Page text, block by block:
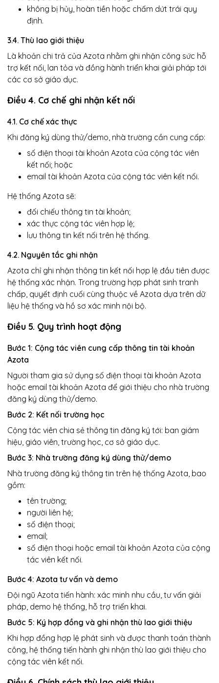
không bị hủy, hoàn tiền hoặc chấm dứt trái quy
định.
3.4. Thù lao giới thiệu
Là khoản chi trả của Azota nhằm ghi nhận công sức hỗ
trợ kết nối, lan tỏa và đồng hành triển khai giải pháp tới
các cơ sở giáo dục.
Điều 4. Cơ chế ghi nhận kết nối
4.1. Cơ chế xác thực
Khi đăng ký dùng thử/demo, nhà trường cần cung cấp:
số điện thoại tài khoản Azota của cộng tác viên
kết nối; hoặc
email tài khoản Azota của cộng tác viên kết nối.
Hệ thống Azota sẽ:
đối chiếu thông tin tài khoản;
xác thực cộng tác viên hợp lệ;
lưu thông tin kết nối trên hệ thống.
4.2. Nguyên tắc ghi nhận
Azota chỉ ghi nhận thông tin kết nối hợp lệ đầu tiên được
hệ thống xác nhận. Trong trường hợp phát sinh tranh
chấp, quyết định cuối cùng thuộc về Azota dựa trên dữ
liệu hệ thống và hồ sơ xác minh nội bộ.
Điều 5. Quy trình hoạt động
Bước 1: Cộng tác viên cung cấp thông tin tài khoản
Azota
Người tham gia sử dụng số điện thoại tài khoản Azota
hoặc email tài khoản Azota để giới thiệu cho nhà trường
đăng ký dùng thử/demo.
Bước 2: Kết nối trường học
Cộng tác viên chia sẻ thông tin đăng ký tới: ban giám
hiệu, giáo viên, trường học, cơ sở giáo dục.
Bước 3: Nhà trường đăng ký dùng thử/demo
Nhà trường đăng ký thông tin trên hệ thống Azota, bao
gồm:
tên trường;
người liên hệ;
số điện thoại;
email;
số điện thoại hoặc email tài khoản Azota của cộng
tác viên kết nối.
Bước 4: Azota tư vấn và demo
Đội ngũ Azota tiến hành: xác minh nhu cầu, tư vấn giải
pháp, demo hệ thống, hỗ trợ triển khai.
Bước 5: Ký hợp đồng và ghi nhận thù lao giới thiệu
Khi hợp đồng hợp lệ phát sinh và được thanh toán thành
công, hệ thống tiến hành ghi nhận thù lao giới thiệu cho
cộng tác viên kết nối.